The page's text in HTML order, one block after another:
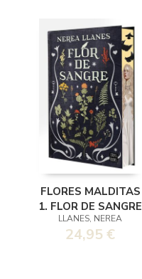
FLORES MALDITAS
1. FLOR DE SANGRE
LLANES, NEREA
24,95 €